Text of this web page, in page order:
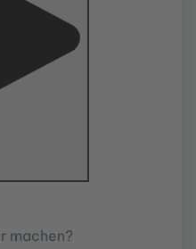
machen?